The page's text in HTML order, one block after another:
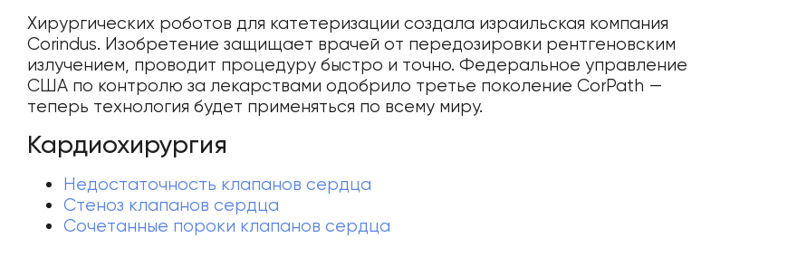
Хирургических роботов для катетеризации создала израильская компания
Corindus. Изобретение защищает врачей от передозировки рентгеновским
излучением, проводит процедуру быстро и точно. Федеральное управление
США по контролю за лекарствами одобрило третье поколение CorPath —
теперь технология будет применяться по всему миру.
Кардиохирургия
Недостаточность клапанов сердца
Стеноз клапанов сердца
Сочетанные пороки клапанов сердца